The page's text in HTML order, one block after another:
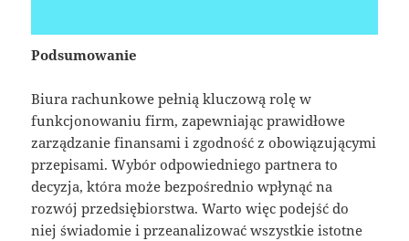
Podsumowanie
Biura rachunkowe pełnią kluczową rolę w
funkcjonowaniu firm, zapewniając prawidłowe
zarządzanie finansami i zgodność z obowiązującymi
przepisami. Wybór odpowiedniego partnera to
decyzja, która może bezpośrednio wpłynąć na
rozwój przedsiębiorstwa. Warto więc podejść do
niej świadomie i przeanalizować wszystkie istotne